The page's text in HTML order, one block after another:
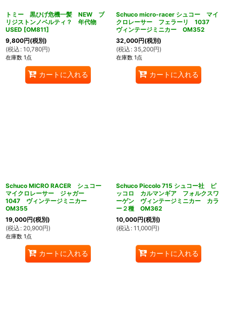
トミー 黒ひげ危機一髪 NEW ブ
リジストンノベルティ？ 年代物
USED [OM811]
9,800円(税別)
(税込 : 10,780円)
在庫数 1点
カートに入れる
Schuco micro-racer シュコー マイ
クロレーサー フェラーリ 1037
ヴィンテージミニカー OM352
32,000円(税別)
(税込 : 35,200円)
在庫数 1点
カートに入れる
Schuco MICRO RACER シュコー
マイクロレーサー ジャガー
1047 ヴィンテージミニカー
OM355
19,000円(税別)
(税込 : 20,900円)
在庫数 1点
カートに入れる
Schuco Piccolo 715 シュコー社 ピ
ッコロ カルマンギア フォルクスワ
ーゲン ヴィンテージミニカー カラ
ー２種 OM362
10,000円(税別)
(税込 : 11,000円)
カートに入れる